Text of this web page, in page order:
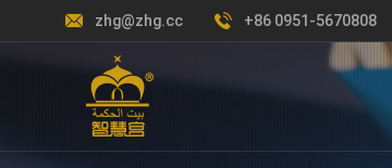
zhg@zhg.cc +86 0951-5670808